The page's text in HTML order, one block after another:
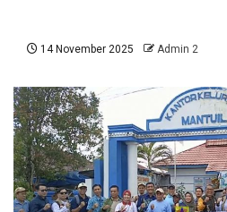
14 November 2025 Admin 2